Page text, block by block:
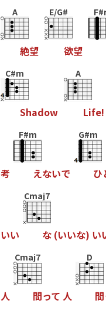
A
絶望
E/G#
欲望
C#m
Shadow
A
Life!
考
F#m
えないで
G#m
ひ
いい
Cmaj7
な (いいな) い
人
Cmaj7
間って 人
D
間